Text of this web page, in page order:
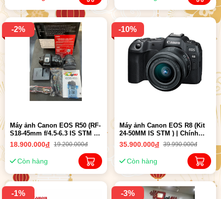
-2%
Máy ảnh Canon EOS R50 (RF-
S18-45mm f/4.5-6.3 IS STM ) |
Chính hãng
18.900.000đ 19.200.000đ
Còn hàng
-10%
Máy ảnh Canon EOS R8 (Kit
24-50MM IS STM ) | Chính
hãng LBM
35.900.000đ 39.990.000đ
Còn hàng
-1% -3%